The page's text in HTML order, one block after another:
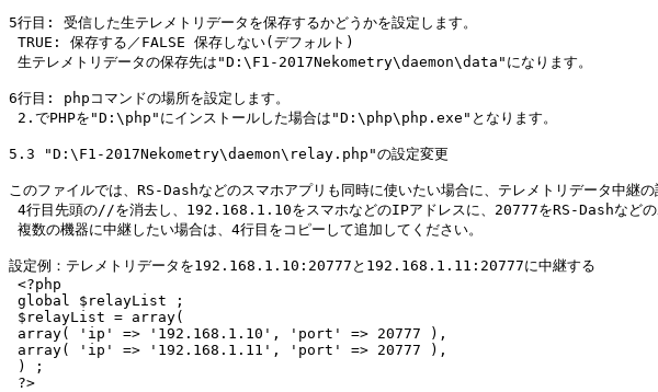
5行目: 受信した生テレメトリデータを保存するかどうかを設定します。
TRUE: 保存する／FALSE 保存しない(デフォルト)
生テレメトリデータの保存先は"D:\F1-2017Nekometry\daemon\data"になります。
6行目: phpコマンドの場所を設定します。
2.でPHPを"D:\php"にインストールした場合は"D:\php\php.exe"となります。
5.3 "D:\F1-2017Nekometry\daemon\relay.php"の設定変更
このファイルでは、RS-Dashなどのスマホアプリも同時に使いたい場合に、テレメトリデータ中継の
4行目先頭の//を消去し、192.168.1.10をスマホなどのIPアドレスに、20777をRS-Dashなどの
複数の機器に中継したい場合は、4行目をコピーして追加してください。
設定例：テレメトリデータを192.168.1.10:20777と192.168.1.11:20777に中継する
<?php
global $relayList ;
$relayList = array(
array( 'ip' => '192.168.1.10', 'port' => 20777 ),
array( 'ip' => '192.168.1.11', 'port' => 20777 ),
) ;
?>